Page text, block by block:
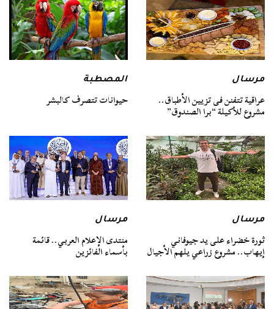
مرسال
عراقية تتفنن فى تزيين الأطباق..
مشروع للأكيلة “برا الصندوق”
المصطبة
حيوانات تتصرف كالبشر
مرسال
ثورة خضراء على يد جيوفاني
إيهاب.. مشروع زراعي يلهم الأجيال
مرسال
منتدى الإعلام العربي.. قائمة
بأسماء الفائزين